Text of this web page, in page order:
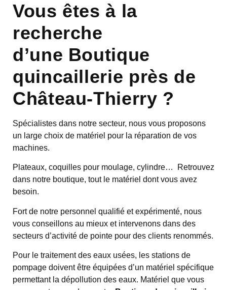
Vous êtes à la
recherche
d’une Boutique
quincaillerie près de
Château-Thierry ?
Spécialistes dans notre secteur, nous vous proposons
un large choix de matériel pour la réparation de vos
machines.
Plateaux, coquilles pour moulage, cylindre… Retrouvez
dans notre boutique, tout le matériel dont vous avez
besoin.
Fort de notre personnel qualifié et expérimenté, nous
vous conseillons au mieux et intervenons dans des
secteurs d’activité de pointe pour des clients renommés.
Pour le traitement des eaux usées, les stations de
pompage doivent être équipées d’un matériel spécifique
permettant la dépollution des eaux. Matériel que vous